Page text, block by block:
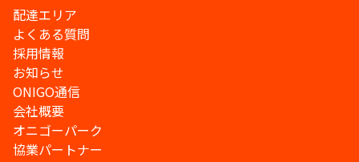
配達エリア
よくある質問
採用情報
お知らせ
ONIGO通信
会社概要
オニゴーパーク
協業パートナー